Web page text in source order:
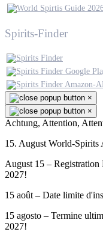
Spirits-Finder
×
×
Achtung, Attention,
15. August World-Spirits
August 15 –
2027!
15 août – Date limite
15 agosto – Termine
2027!